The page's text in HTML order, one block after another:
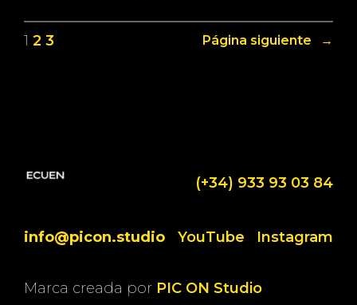
1 2 3 Página siguiente →
(+34) 933 93 03 84
info@picon.studio YouTube Instagram
Marca creada por PIC ON Studio